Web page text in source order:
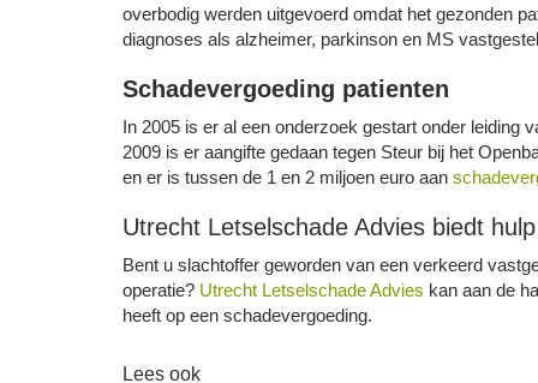
overbodig werden uitgevoerd omdat het gezonden
diagnoses als alzheimer, parkinson en MS
Schadevergoeding patienten
In 2005 is er al een onderzoek gestart onder leiding
2009 is er aangifte gedaan tegen Steur bij het
en er is tussen de 1 en 2 miljoen euro aan
Utrecht Letselschade Advies biedt hulp
Bent u slachtoffer geworden van een verkeerd
operatie? Utrecht Letselschade Advies kan aan de
heeft op een schadevergoeding.
Lees ook